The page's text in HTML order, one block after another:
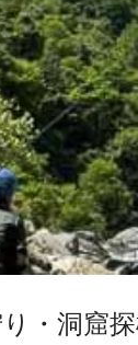
・洞窟